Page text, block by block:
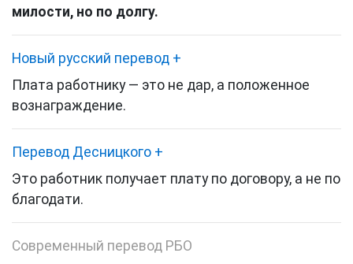
милости, но по долгу.
Новый русский перевод +
Плата работнику — это не дар, а положенное
вознаграждение.
Перевод Десницкого +
Это работник получает плату по договору, а не по
благодати.
Современный перевод РБО